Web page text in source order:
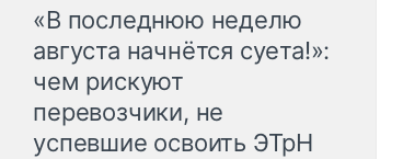
«В последнюю неделю
августа начнётся суета!»:
чем рискуют
перевозчики, не
успевшие освоить ЭТрН